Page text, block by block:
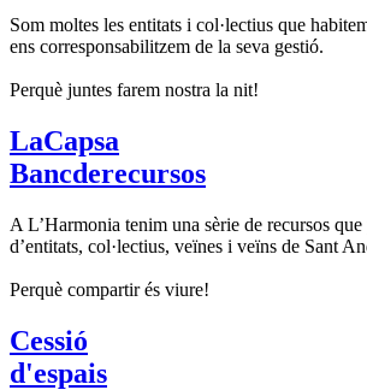
Som moltes les entitats i col·lectius que
ens corresponsabilitzem de la seva gestió.
Perquè juntes farem nostra la nit!
LaCapsa
Bancderecursos
A L’Harmonia tenim una sèrie de recursos
d’entitats, col·lectius, veïnes i veïns de Sant
Perquè compartir és viure!
Cessió
d'espais